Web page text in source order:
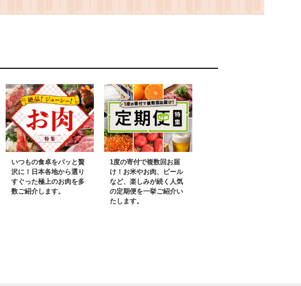
まいも サツマイモ 無添
マイモ だいがくいも ス
ファーム(CQ-19)
いつもの食卓をパッと贅
沢に！日本各地から選り
すぐった極上のお肉を多
数ご紹介します。
1度の寄付で複数回お届
け！お米やお肉、ビール
など、楽しみが続く人気
の定期便を一挙ご紹介い
たします。